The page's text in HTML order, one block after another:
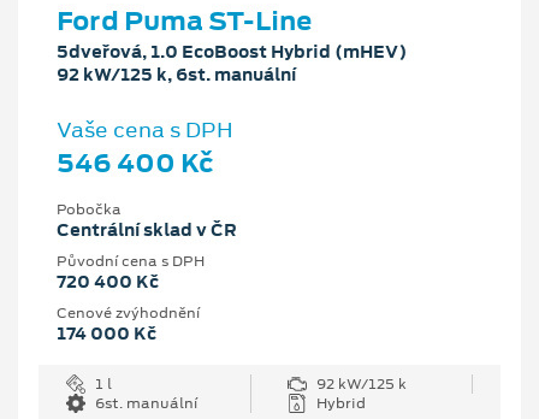
Ford Puma ST-Line
5dveřová, 1.0 EcoBoost Hybrid (mHEV)
92 kW/125 k, 6st. manuální
Vaše cena s DPH
546 400 Kč
Pobočka
Centrální sklad v ČR
Původní cena s DPH
720 400 Kč
Cenové zvýhodnění
174 000 Kč
1 l
92 kW/125 k
6st. manuální
Hybrid